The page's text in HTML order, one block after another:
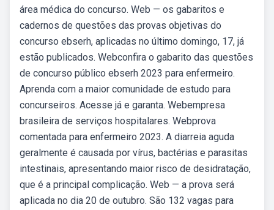
área médica do concurso. Web — os gabaritos e
cadernos de questões das provas objetivas do
concurso ebserh, aplicadas no último domingo, 17, já
estão publicados. Webconfira o gabarito das questões
de concurso público ebserh 2023 para enfermeiro.
Aprenda com a maior comunidade de estudo para
concurseiros. Acesse já e garanta. Webempresa
brasileira de serviços hospitalares. Webprova
comentada para enfermeiro 2023. A diarreia aguda
geralmente é causada por vírus, bactérias e parasitas
intestinais, apresentando maior risco de desidratação,
que é a principal complicação. Web — a prova será
aplicada no dia 20 de outubro. São 132 vagas para